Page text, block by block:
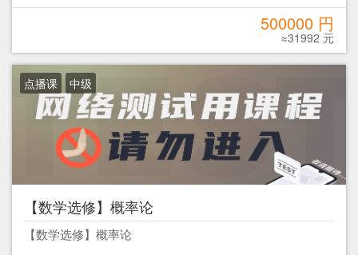
500000 円
≈31992 元
点播课 中级
【数学选修】概率论
【数学选修】概率论